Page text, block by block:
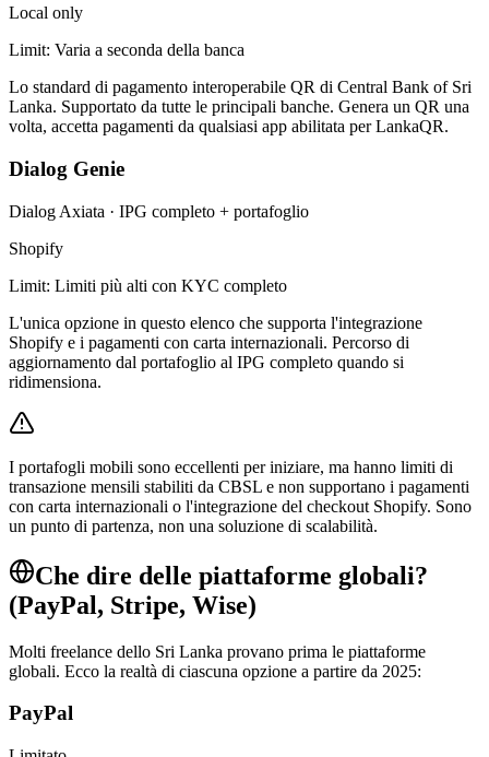
Local only
Limit: Varia a seconda della banca
Lo standard di pagamento interoperabile QR di Central Bank of Sri
Lanka. Supportato da tutte le principali banche. Genera un QR una
volta, accetta pagamenti da qualsiasi app abilitata per LankaQR.
Dialog Genie
Dialog Axiata · IPG completo + portafoglio
Shopify
Limit: Limiti più alti con KYC completo
L'unica opzione in questo elenco che supporta l'integrazione
Shopify e i pagamenti con carta internazionali. Percorso di
aggiornamento dal portafoglio al IPG completo quando si
ridimensiona.
I portafogli mobili sono eccellenti per iniziare, ma hanno limiti di
transazione mensili stabiliti da CBSL e non supportano i pagamenti
con carta internazionali o l'integrazione del checkout Shopify. Sono
un punto di partenza, non una soluzione di scalabilità.
Che dire delle piattaforme globali?
(PayPal, Stripe, Wise)
Molti freelance dello Sri Lanka provano prima le piattaforme
globali. Ecco la realtà di ciascuna opzione a partire da 2025:
PayPal